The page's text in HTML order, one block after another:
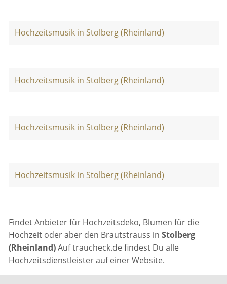
Hochzeitsmusik in Stolberg (Rheinland)
Hochzeitsmusik in Stolberg (Rheinland)
Hochzeitsmusik in Stolberg (Rheinland)
Hochzeitsmusik in Stolberg (Rheinland)
Findet Anbieter für Hochzeitsdeko, Blumen für die
Hochzeit oder aber den Brautstrauss inStolberg
(Rheinland)Auf traucheck.de findest Du alle
Hochzeitsdienstleister auf einer Website.